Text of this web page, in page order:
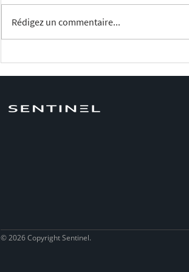
résolution submillimétrique
Techniques
Rédigez un commentaire...
© 2026 Copyright Sentinel.